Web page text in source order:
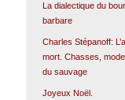
La dialectique du
barbare
Charles Stépanoff:
mort. Chasses,
du sauvage
Joyeux Noël.